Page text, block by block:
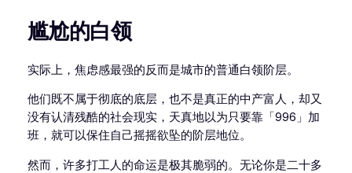
尴尬的白领
实际上，焦虑感最强的反而是城市的普通白领阶层。
他们既不属于彻底的底层，也不是真正的中产富人，却又
没有认清残酷的社会现实，天真地以为只要靠「996」加
班，就可以保住自己摇摇欲坠的阶层地位。
然而，许多打工人的命运是极其脆弱的。无论你是二十多